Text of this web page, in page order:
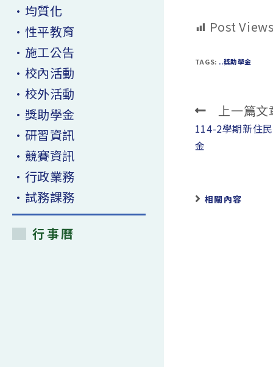
Post
TAGS: ..獎助學金
Read
more
articles
上一篇文
114-2學期新住
金
相關內容
•均質化
•性平教育
•施工公告
•校內活動
•校外活動
•獎助學金
•研習資訊
•競賽資訊
•行政業務
•試務課務
行事曆